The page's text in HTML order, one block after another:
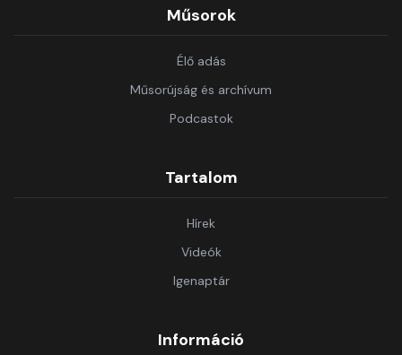
Műsorok
Élő adás
Műsorújság és archívum
Podcastok
Tartalom
Hírek
Videók
Igenaptár
Információ